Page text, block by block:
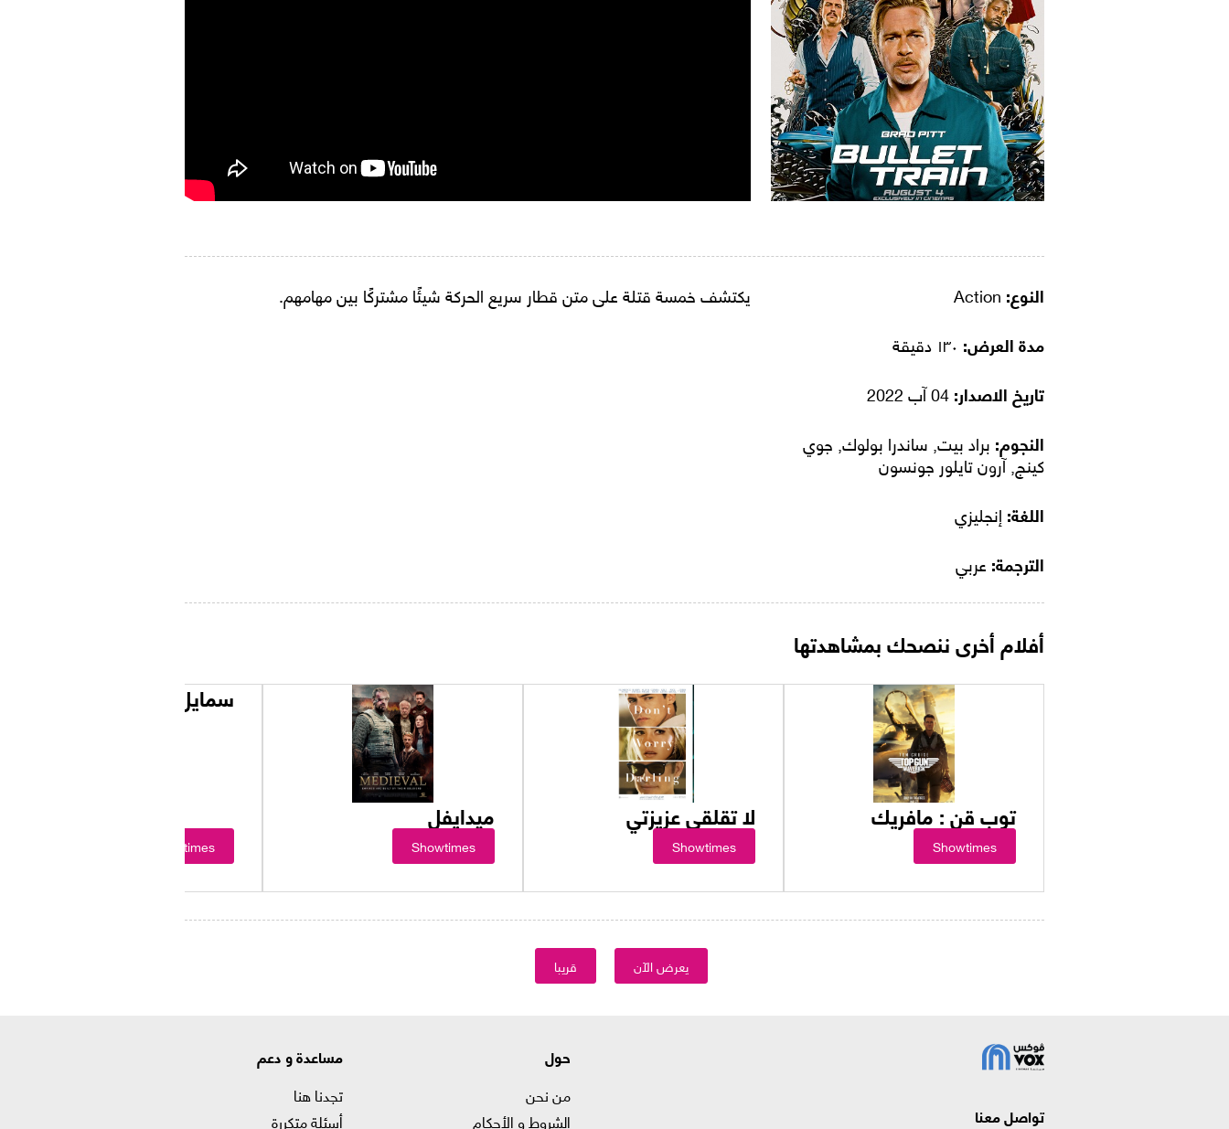
النوع:
مدة العرض:
تاريخ الاصدار:
النجوم: براد بيت, ساندرا بولوك, جوي
كينج, آرون تايلور جونسون
اللغة: إنجليزي
الترجمة: عربي
يكتشف خمسة قتلة على متن قطار سريع الحركة شيئًا مشتركًا بين مهامهم.
أفلام أخرى ننصحك بمشاهدتها
توب قن : مافريك
Showtimes
لا تقلقي عزيزتي
Showtimes
ميدايفل
Showtimes
سمايل
Showtimes
يعرض الآن قريبا
تواصل معنا
حول
من نحن
الشروط و الأحكام
مساعدة و دعم
تجدنا هنا
أسئلة متكررة